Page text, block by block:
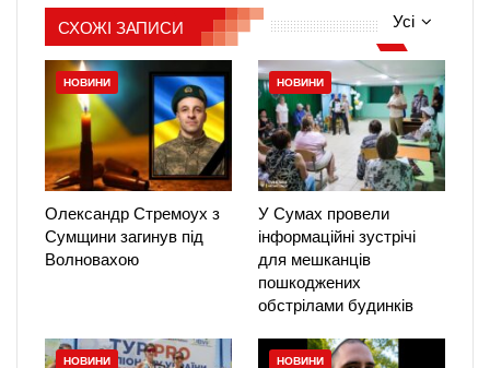
Усі
СХОЖІ ЗАПИСИ
НОВИНИ
Олександр Стремоух з
Сумщини загинув під
Волновахою
НОВИНИ
У Сумах провели
інформаційні зустрічі
для мешканців
пошкоджених
обстрілами будинків
НОВИНИ НОВИНИ